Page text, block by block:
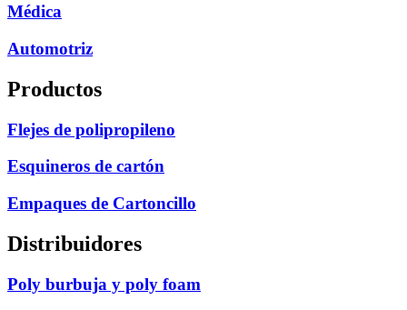
Médica
Automotriz
Productos
Flejes de polipropileno
Esquineros de cartón
Empaques de Cartoncillo
Distribuidores
Poly burbuja y poly foam